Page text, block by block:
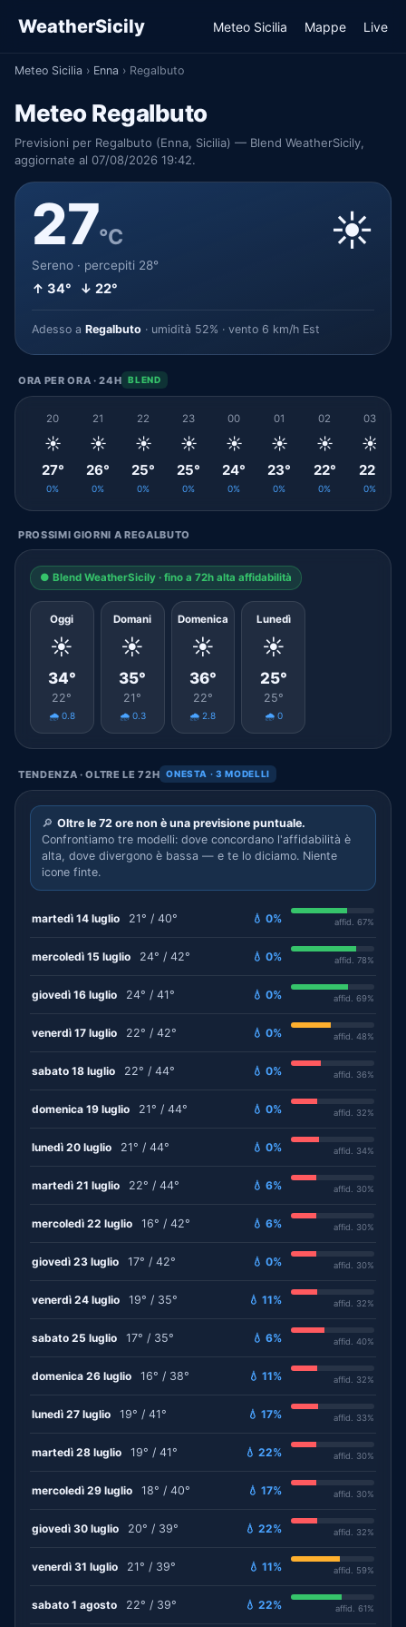
WeatherSicily Meteo Sicilia Mappe Live
Meteo Sicilia › Enna › Regalbuto
Meteo Regalbuto
Previsioni per Regalbuto (Enna, Sicilia) — Blend WeatherSicily,
aggiornate al 07/08/2026 19:42.
27°C
Sereno · percepiti 28°
↑ 34° ↓ 22°
☀️
Adesso a Regalbuto · umidità 52% · vento 6 km/h Est
ORA PER ORA · 24H BLEND
20
☀️
27°
0%
21
☀️
26°
0%
22
☀️
25°
0%
23
☀️
25°
0%
00
☀️
24°
0%
01
☀️
23°
0%
02
☀️
22°
0%
03
☀️
22°
0%
PROSSIMI GIORNI A REGALBUTO
● Blend WeatherSicily · fino a 72h alta affidabilità
Oggi
☀️
34°
22°
🌧️ 0.8
Domani
☀️
35°
21°
🌧️ 0.3
Domenica
☀️
36°
22°
🌧️ 2.8
Lunedì
☀️
25°
25°
🌧️ 0
TENDENZA · OLTRE LE 72H ONESTA · 3 MODELLI
🔎 Oltre le 72 ore non è una previsione puntuale.
Confrontiamo tre modelli: dove concordano l'affidabilità è
alta, dove divergono è bassa — e te lo diciamo. Niente
icone finte.
martedì 14 luglio 21° / 40° 💧 0% affid. 67%
mercoledì 15 luglio 24° / 42° 💧 0% affid. 78%
giovedì 16 luglio 24° / 41° 💧 0% affid. 69%
venerdì 17 luglio 22° / 42° 💧 0% affid. 48%
sabato 18 luglio 22° / 44° 💧 0% affid. 36%
domenica 19 luglio 21° / 44° 💧 0% affid. 32%
lunedì 20 luglio 21° / 44° 💧 0% affid. 34%
martedì 21 luglio 22° / 44° 💧 6% affid. 30%
mercoledì 22 luglio 16° / 42° 💧 6% affid. 30%
giovedì 23 luglio 17° / 42° 💧 0% affid. 30%
venerdì 24 luglio 19° / 35° 💧 11% affid. 32%
sabato 25 luglio 17° / 35° 💧 6% affid. 40%
domenica 26 luglio 16° / 38° 💧 11% affid. 32%
lunedì 27 luglio 19° / 41° 💧 17% affid. 33%
martedì 28 luglio 19° / 41° 💧 22% affid. 30%
mercoledì 29 luglio 18° / 40° 💧 17% affid. 30%
giovedì 30 luglio 20° / 39° 💧 22% affid. 32%
venerdì 31 luglio 21° / 39° 💧 11% affid. 59%
sabato 1 agosto 22° / 39° 💧 22% affid. 61%